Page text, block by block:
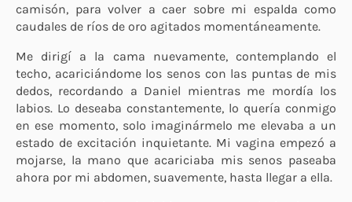
camisón, para volver a caer sobre mi espalda como
caudales de ríos de oro agitados momentáneamente.
Me dirigí a la cama nuevamente, contemplando el
techo, acariciándome los senos con las puntas de mis
dedos, recordando a Daniel mientras me mordía los
labios. Lo deseaba constantemente, lo quería conmigo
en ese momento, solo imaginármelo me elevaba a un
estado de excitación inquietante. Mi vagina empezó a
mojarse, la mano que acariciaba mis senos paseaba
ahora por mi abdomen, suavemente, hasta llegar a ella.